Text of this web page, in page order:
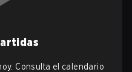
Consulta el calendario